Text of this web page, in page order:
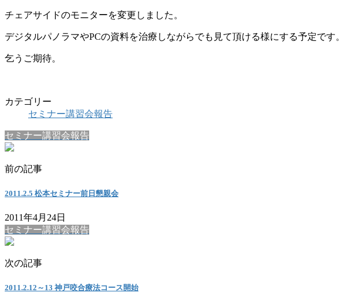
チェアサイドのモニターを変更しました。
デジタルパノラマやPCの資料を治療しながらでも見て頂ける様にする予定です。
乞うご期待。
カテゴリー
セミナー講習会報告
セミナー講習会報告
前の記事
2011.2.5 松本セミナー前日懇親会
2011年4月24日
セミナー講習会報告
次の記事
2011.2.12～13 神戸咬合療法コース開始